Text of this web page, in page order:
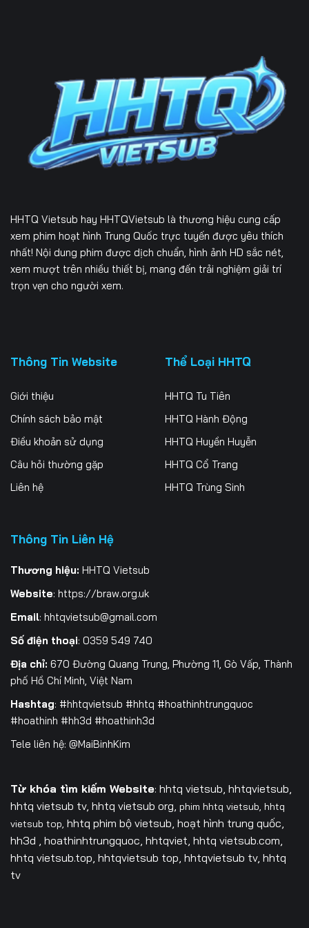
HHTQ Vietsub hay HHTQVietsub là thương hiệu cung cấp
xem phim hoạt hình Trung Quốc trực tuyến được yêu thích
nhất! Nội dung phim được dịch chuẩn, hình ảnh HD sắc nét,
xem mượt trên nhiều thiết bị, mang đến trải nghiệm giải trí
trọn vẹn cho người xem.
Thông Tin Website
Giới thiệu
Chính sách bảo mật
Điều khoản sử dụng
Câu hỏi thường gặp
Liên hệ
Thể Loại HHTQ
HHTQ Tu Tiên
HHTQ Hành Động
HHTQ Huyền Huyễn
HHTQ Cổ Trang
HHTQ Trùng Sinh
Thông Tin Liên Hệ
Thương hiệu: HHTQ Vietsub
Website: https://braw.org.uk
Email: hhtqvietsub@gmail.com
Số điện thoại: 0359 549 740
Địa chỉ: 670 Đường Quang Trung, Phường 11, Gò Vấp, Thành
phố Hồ Chí Minh, Việt Nam
Hashtag: #hhtqvietsub #hhtq #hoathinhtrungquoc
#hoathinh #hh3d #hoathinh3d
Tele liên hệ: @MaiBinhKim
Từ khóa tìm kiếm Website: hhtq vietsub, hhtqvietsub,
hhtq vietsub tv, hhtq vietsub org, phim hhtq vietsub, hhtq
vietsub top, hhtq phim bộ vietsub, hoạt hình trung quốc,
hh3d , hoathinhtrungquoc, hhtqviet, hhtq vietsub.com,
hhtq vietsub.top, hhtqvietsub top, hhtqvietsub tv, hhtq
tv